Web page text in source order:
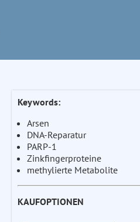
Keywords:
Arsen
DNA-Reparatur
PARP-1
Zinkfingerproteine
methylierte Metabolite
KAUFOPTIONEN